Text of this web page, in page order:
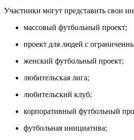
Участники могут представить свои
массовый футбольный проект;
проект для людей с
женский футбольный проект;
любительская лига;
любительский клуб;
корпоративный футбольный
футбольная инициатива;